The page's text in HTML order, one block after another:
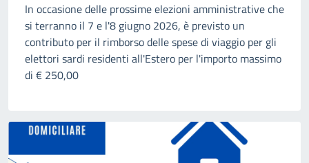
In occasione delle prossime elezioni amministrative che
si terranno il 7 e l'8 giugno 2026, è previsto un
contributo per il rimborso delle spese di viaggio per gli
elettori sardi residenti all'Estero per l'importo massimo
di € 250,00